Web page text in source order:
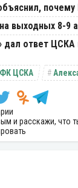
выходных 8-9
дал ответ
ЦСКА
и расскажи, что